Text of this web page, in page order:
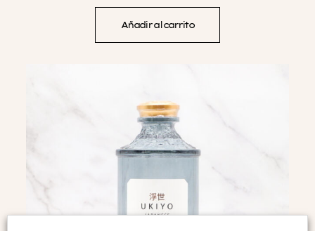
Añadir al carrito